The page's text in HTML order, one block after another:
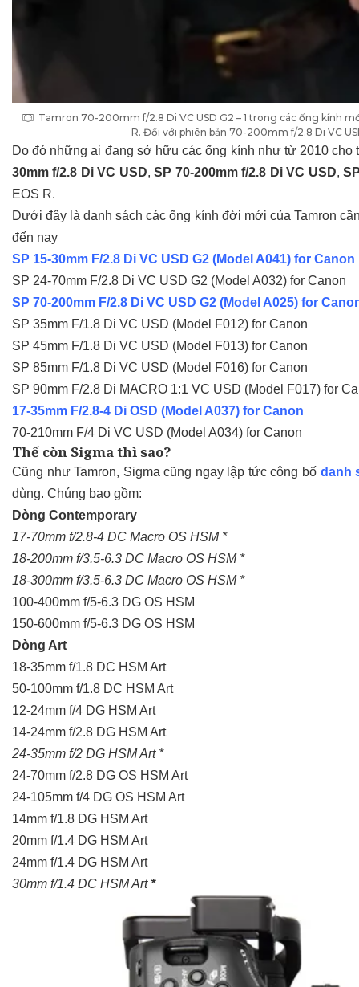
Tamron 70-200mm f/2.8 Di VC USD G2 – 1 trong các ống kính
R. Đối với phiên bản 70-200mm f/2.8 Di VC
Do đó những ai đang sở hữu các ống kính như từ 2010
30mm f/2.8 Di VC USD,SP 70-200mm f/2.8 Di VC USD,
EOS R.
Dưới đây là danh sách các ống kính đời mới của Tamron
đến nay
SP 15-30mm F/2.8 Di VC USD G2 (Model A041) for Canon
SP 24-70mm F/2.8 Di VC USD G2 (Model A032) for Canon
SP 70-200mm F/2.8 Di VC USD G2 (Model A025) for
SP 35mm F/1.8 Di VC USD (Model F012) for Canon
SP 45mm F/1.8 Di VC USD (Model F013) for Canon
SP 85mm F/1.8 Di VC USD (Model F016) for Canon
SP 90mm F/2.8 Di MACRO 1:1 VC USD (Model F017) for
17-35mm F/2.8-4 Di OSD (Model A037) for Canon
70-210mm F/4 Di VC USD (Model A034) for Canon
Thế còn Sigma thì sao?
Cũng như Tamron, Sigma cũng ngay lập tức công bố danh
dùng. Chúng bao gồm:
Dòng Contemporary
17-70mm f/2.8-4 DC Macro OS HSM *
18-200mm f/3.5-6.3 DC Macro OS HSM *
18-300mm f/3.5-6.3 DC Macro OS HSM *
100-400mm f/5-6.3 DG OS HSM
150-600mm f/5-6.3 DG OS HSM
Dòng Art
18-35mm f/1.8 DC HSM Art
50-100mm f/1.8 DC HSM Art
12-24mm f/4 DG HSM Art
14-24mm f/2.8 DG HSM Art
24-35mm f/2 DG HSM Art *
24-70mm f/2.8 DG OS HSM Art
24-105mm f/4 DG OS HSM Art
14mm f/1.8 DG HSM Art
20mm f/1.4 DG HSM Art
24mm f/1.4 DG HSM Art
30mm f/1.4 DC HSM Art*